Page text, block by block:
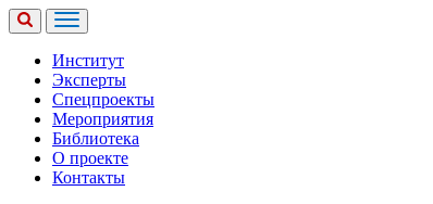
Институт
Эксперты
Спецпроекты
Мероприятия
Библиотека
О проекте
Контакты